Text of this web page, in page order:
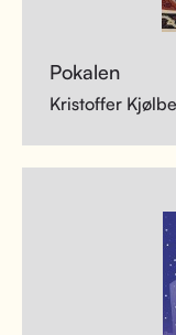
Pokalen
Kristoffer